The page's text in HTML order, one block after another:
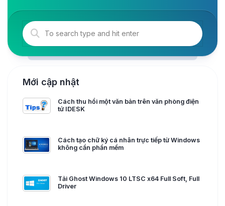
Mới cập nhật
Cách thu hồi một văn bản trên văn phòng điện
tử IDESK
Cách tạo chữ ký cá nhân trực tiếp từ Windows
không cần phần mềm
Tải Ghost Windows 10 LTSC x64 Full Soft, Full
Driver